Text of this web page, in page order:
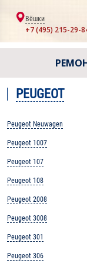
Вёшки
+7 (495) 215-29-
PEUGEOT
Peugeot Neuwagen
Peugeot 1007
Peugeot 107
Peugeot 108
Peugeot 2008
Peugeot 3008
Peugeot 301
Peugeot 306